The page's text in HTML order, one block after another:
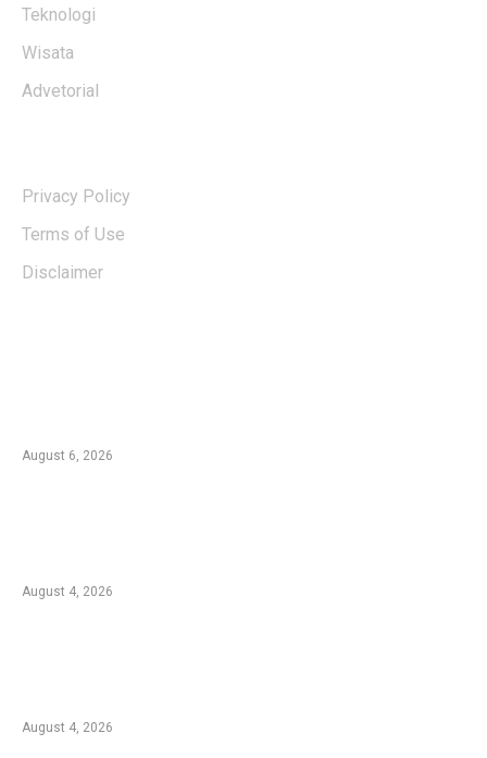
Teknologi
Wisata
Advetorial
Privacy Policy
Terms of Use
Disclaimer
August 6, 2026
August 4, 2026
August 4, 2026